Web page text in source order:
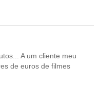
A um cliente meu
de euros de filmes